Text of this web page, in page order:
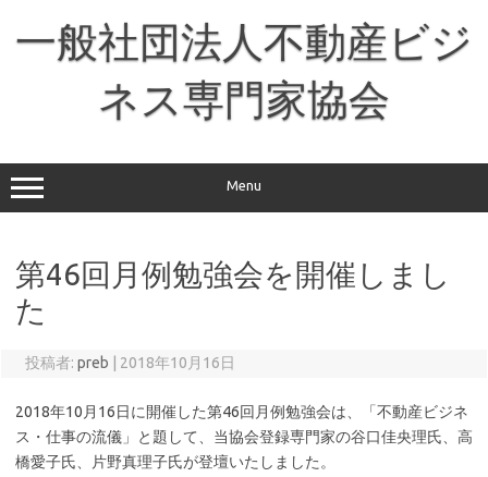
一般社団法人不動産ビジ
ネス専門家協会
Menu
第46回月例勉強会を開催しまし
た
投稿者: preb 2018年10月16日
2018年10月16日に開催した第46回月例勉強会は、「不動産ビジネ
ス・仕事の流儀」と題して、当協会登録専門家の谷口佳央理氏、高
橋愛子氏、片野真理子氏が登壇いたしました。